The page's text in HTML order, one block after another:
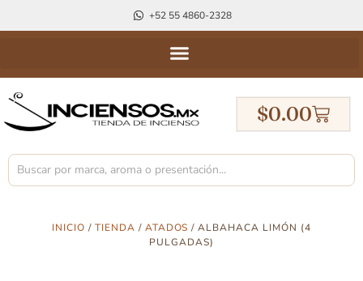
+52 55 4860-2328
$0.00
INICIO /TIENDA / ATADOS / ALBAHACA LIMÓN (4
PULGADAS)